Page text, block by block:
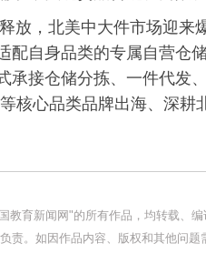
放，北美中大件市场迎
配自身品类的专属自营仓
承接仓储分拣、一件代发
核心品类品牌出海、深耕
教育新闻网"的所有作品，均转载、
责。如因作品内容、版权和其他问